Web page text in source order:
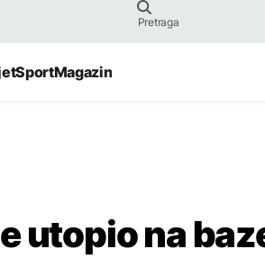
SportMagazin
utopio na